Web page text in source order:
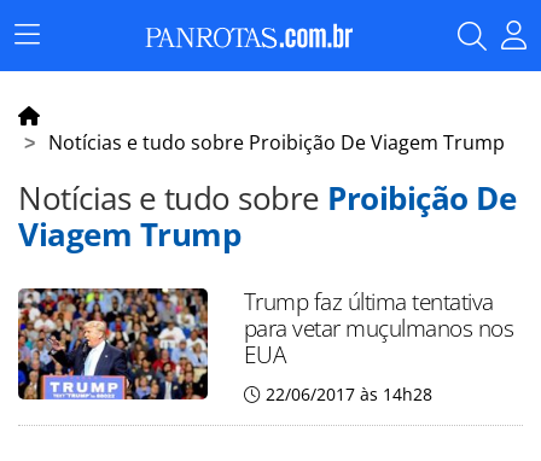
Menu
Principal
Notícias e tudo sobre Proibição De Viagem Trump
Notícias e tudo sobre Proibição De
Viagem Trump
Trump faz última tentativa
para vetar muçulmanos nos
EUA
22/06/2017 às 14h28